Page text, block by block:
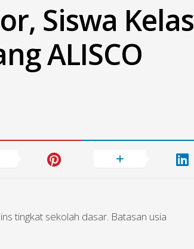
Siswa Kelas
ALISCO
tingkat sekolah dasar. Batasan usia